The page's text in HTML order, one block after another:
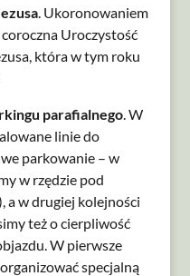
. Ukoronowaniem
Uroczystość
która w tym roku
parafialnego. W
linie do
parkowanie – w
w rzędzie pod
a w drugiej kolejności
też o cierpliwość
W pierwsze
specjalną